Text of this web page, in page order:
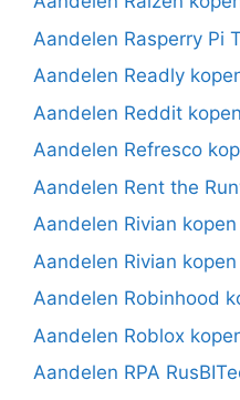
Aandelen Rasperry Pi
Aandelen Readly
Aandelen Reddit kopen
Aandelen Refresco
Aandelen Rent the
Aandelen Rivian kopen
Aandelen Rivian kopen
Aandelen Robinhood
Aandelen Roblox
Aandelen RPA